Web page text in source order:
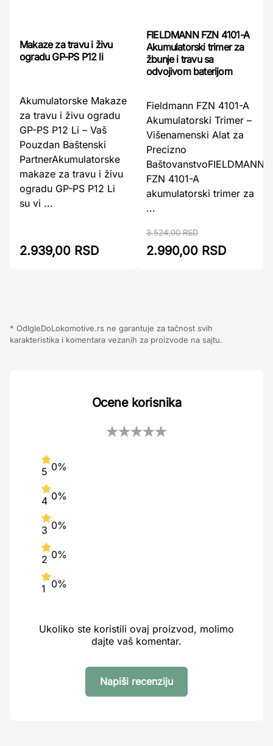
Makaze za travu i živu
ogradu GP-PS P12 li
Akumulatorske Makaze
za travu i živu ogradu
GP-PS P12 Li – Vaš
Pouzdan Baštenski
PartnerAkumulatorske
makaze za travu i živu
ogradu GP-PS P12 Li
su vi ...
2.939,00 RSD
FIELDMANN FZN 4101-A
Akumulatorski trimer za
žbunje i travu sa
odvojivom baterijom
Fieldmann FZN 4101-A
Akumulatorski Trimer –
Višenamenski Alat za
Precizno
BaštovanstvoFIELDMANN
FZN 4101-A
akumulatorski trimer za
...
3.524,00 RSD
2.990,00 RSD
* OdIgleDoLokomotive.rs ne garantuje za tačnost svih
karakteristika i komentara vezanih za proizvode na sajtu.
Ocene korisnika
5 0%
4 0%
3 0%
2 0%
1 0%
Ukoliko ste koristili ovaj proizvod, molimo
dajte vaš komentar.
Napiši recenziju